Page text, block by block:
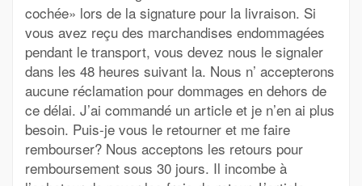
cochée» lors de la signature pour la livraison. Si
vous avez reçu des marchandises endommagées
pendant le transport, vous devez nous le signaler
dans les 48 heures suivant la. Nous n’ accepterons
aucune réclamation pour dommages en dehors de
ce délai. J’ai commandé un article et je n’en ai plus
besoin. Puis-je vous le retourner et me faire
rembourser? Nous acceptons les retours pour
remboursement sous 30 jours. Il incombe à